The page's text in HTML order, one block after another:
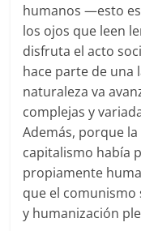
humanos —esto
los ojos que leen
disfruta el acto
hace parte de una
naturaleza va
complejas y
Además, porque
capitalismo había
propiamente
que el
y humanización